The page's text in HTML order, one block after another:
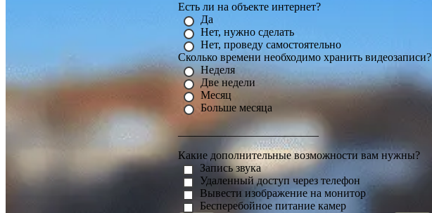
Есть ли на объекте интернет?
Да
Нет, нужно сделать
Нет, проведу самостоятельно
Сколько времени необходимо хранить видеозаписи?
Неделя
Две недели
Месяц
Больше месяца
_________________________
Какие дополнительные возможности вам нужны?
Запись звука
Удаленный доступ через телефон
Вывести изображение на монитор
Бесперебойное питание камер